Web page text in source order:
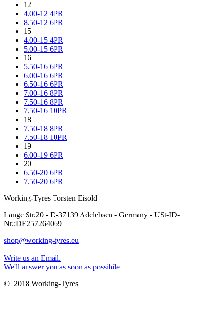
12
4.00-12 4PR
8.50-12 6PR
15
4.00-15 4PR
5.00-15 6PR
16
5.50-16 6PR
6.00-16 6PR
6.50-16 6PR
7.00-16 8PR
7.50-16 8PR
7.50-16 10PR
18
7.50-18 8PR
7.50-18 10PR
19
6.00-19 6PR
20
6.50-20 6PR
7.50-20 6PR
Working-Tyres Torsten Eisold
Lange Str.20 - D-37139 Adelebsen - Germany - USt-ID-
Nr.:DE257264069
shop@working-tyres.eu
Write us an Email.
We'll answer you as soon as possibile.
© 2018 Working-Tyres